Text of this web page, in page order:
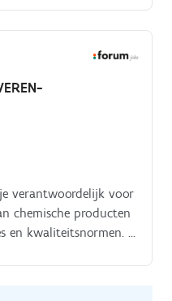
resultaten nastreven
chemische producten
verantwoordelijk voor
chemische producten
kwaliteitsnormen. Je
het reinigen van